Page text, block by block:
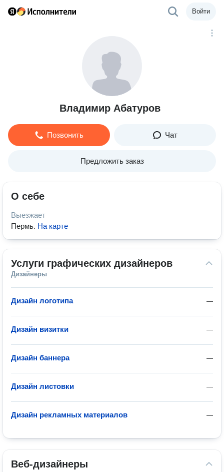
Войти
Владимир Абатуров
Позвонить Чат
Предложить заказ
О себе
Выезжает
Пермь. На карте
Услуги графических дизайнеров
Дизайнеры
—
Дизайн логотипа
—
Дизайн визитки
—
Дизайн баннера
—
Дизайн листовки
—
Дизайн рекламных материалов
Веб-дизайнеры